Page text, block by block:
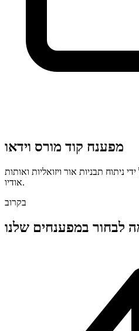
מפענח קוד מורס וידאו
ניתוח תבניות אור ויזואליות ואותות
אודיו.
בקרוב